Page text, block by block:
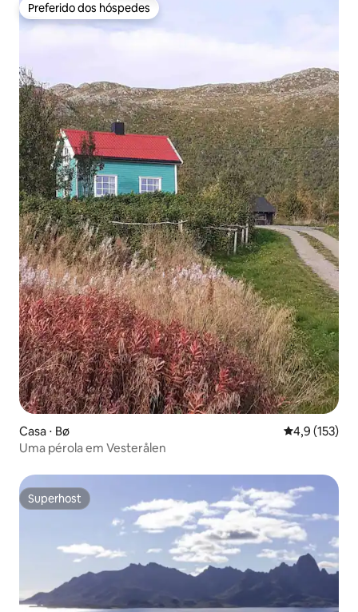
Preferido dos hóspedes
Preferido dos hóspedes
Casa ⋅ Bø 4,9 de uma
4,9 (153)
Uma pérola em Vesterålen
Superhost
Superhost